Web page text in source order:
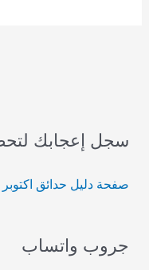
سجل إعجابك
صفحة دليل حدائق
جروب واتساب